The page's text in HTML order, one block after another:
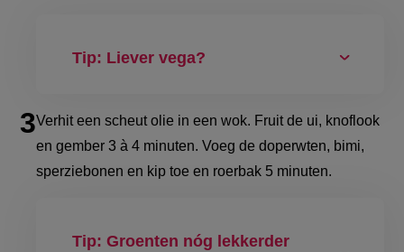
Tip: Liever vega?
Verhit een scheut olie in een wok. Fruit de ui, knoflook
en gember 3 à 4 minuten. Voeg de doperwten, bimi,
sperziebonen en kip toe en roerbak 5 minuten.
Tip: Groenten nóg lekkerder